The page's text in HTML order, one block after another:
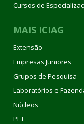
Cursos de
MAIS ICIAG
Extensão
Empresas Juniores
Grupos de Pesquisa
Laboratórios e
Núcleos
PET